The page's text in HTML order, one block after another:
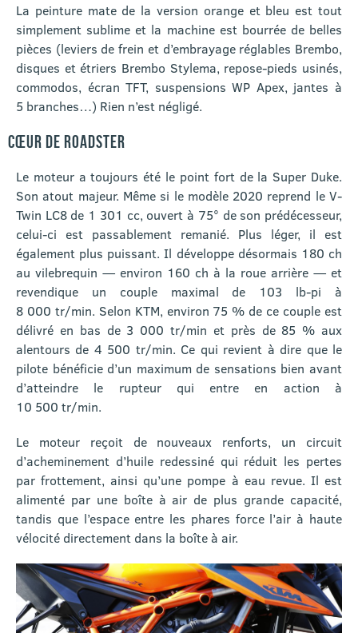
La peinture mate de la version orange et bleu est tout
simplement sublime et la machine est bourrée de belles
pièces (leviers de frein et d’embrayage réglables Brembo,
disques et étriers Brembo Stylema, repose-pieds usinés,
commodos, écran TFT, suspensions WP Apex, jantes à
5 branches…) Rien n’est négligé.
CŒUR DE ROADSTER
Le moteur a toujours été le point fort de la Super Duke.
Son atout majeur. Même si le modèle 2020 reprend le V-
Twin LC8 de 1 301 cc, ouvert à 75° de son prédécesseur,
celui-ci est passablement remanié. Plus léger, il est
également plus puissant. Il développe désormais 180 ch
au vilebrequin — environ 160 ch à la roue arrière — et
revendique un couple maximal de 103 lb-pi à
8 000 tr/min. Selon KTM, environ 75 % de ce couple est
délivré en bas de 3 000 tr/min et près de 85 % aux
alentours de 4 500 tr/min. Ce qui revient à dire que le
pilote bénéficie d’un maximum de sensations bien avant
d’atteindre le rupteur qui entre en action à
10 500 tr/min.
Le moteur reçoit de nouveaux renforts, un circuit
d’acheminement d’huile redessiné qui réduit les pertes
par frottement, ainsi qu’une pompe à eau revue. Il est
alimenté par une boîte à air de plus grande capacité,
tandis que l’espace entre les phares force l’air à haute
vélocité directement dans la boîte à air.